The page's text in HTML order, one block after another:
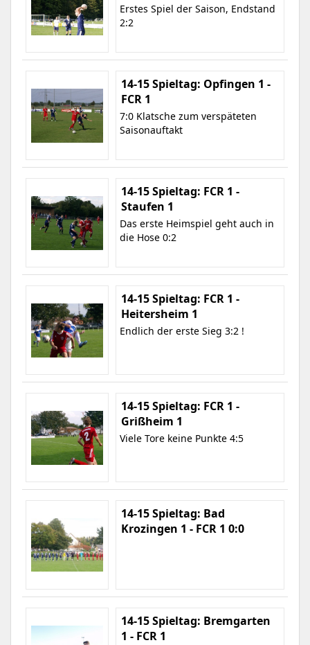
Erstes Spiel der Saison, Endstand
2:2
14-15 Spieltag: Opfingen 1 -
FCR 1
7:0 Klatsche zum verspäteten
Saisonauftakt
14-15 Spieltag: FCR 1 -
Staufen 1
Das erste Heimspiel geht auch in
die Hose 0:2
14-15 Spieltag: FCR 1 -
Heitersheim 1
Endlich der erste Sieg 3:2 !
14-15 Spieltag: FCR 1 -
Grißheim 1
Viele Tore keine Punkte 4:5
14-15 Spieltag: Bad
Krozingen 1 - FCR 1 0:0
14-15 Spieltag: Bremgarten
1 - FCR 1